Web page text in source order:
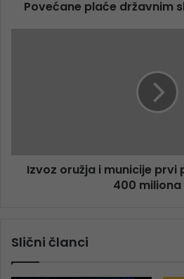
Povećane plaće državnim
Izvoz oružja i municije prvi
400 miliona
Slični članci